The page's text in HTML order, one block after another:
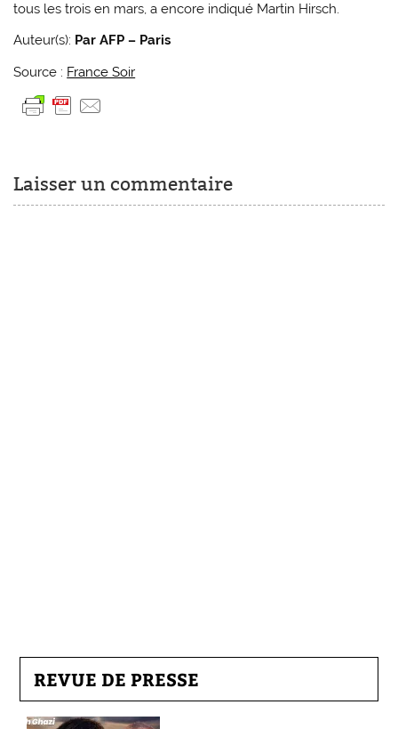
tous les trois en mars, a encore indiqué Martin Hirsch.
Auteur(s): Par AFP – Paris
Source : France Soir
Laisser un commentaire
REVUE DE PRESSE